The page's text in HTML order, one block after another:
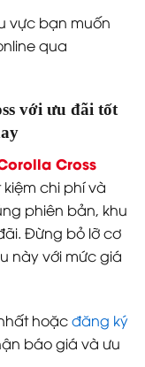
vực bạn muốn
qua
với ưu đãi tốt
Cross
chi phí và
phiên bản, khu
Đừng bỏ lỡ cơ
này với mức giá
hoặcđăng ký
báo giá và ưu